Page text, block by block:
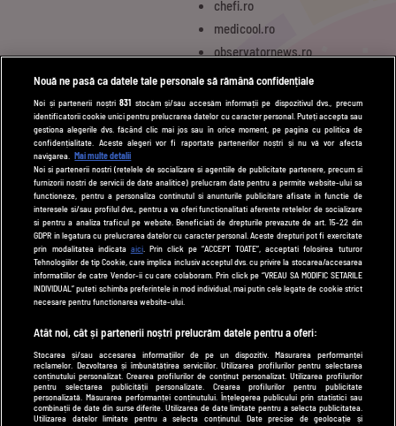
chefi.ro
medicool.ro
observatornews.ro
spynews.ro
tvhappy.ro
useit.ro
zutv.ro
Trends AntenaPLAY
AntenaPLAY
UTILE
Cod deontologic
Termeni și condiții
Politica de cookies
Politică de confidențialitate
Contact
Nouă ne pasă ca datele tale personale să rămână confidențiale
Noi și partenerii noștri831 stocăm și/sau accesăm informații pe dispozitivul dvs., precum
identificatorii cookie unici pentru prelucrarea datelor cu caracter personal. Puteți accepta sau
gestiona alegerile dvs. făcând clic mai jos sau în orice moment, pe pagina cu politica de
confidențialitate. Aceste alegeri vor fi raportate partenerilor noștri și nu vă vor afecta
navigarea.
Mai multe detalii
Noi si partenerii nostri (retelele de socializare si agentiile de publicitate partenere, precum si
furnizorii nostri de servicii de date analitice) prelucram date pentru a permite website-ului sa
functioneze, pentru a personaliza continutul si anunturile publicitare afisate in functie de
interesele si/sau profilul dvs., pentru a va oferi functionalitati aferente retelelor de socializare
si pentru a analiza traficul pe website. Beneficiati de drepturile prevazute de art. 15-22 din
GDPR in legatura cu prelucrarea datelor cu caracter personal. Aceste drepturi pot fi exercitate
prin modalitatea indicata aici. Prin click pe “ACCEPT TOATE”, acceptati folosirea tuturor
Tehnologiilor de tip Cookie, care implica inclusiv acceptul dvs. cu privire la stocarea/accesarea
informatiilor de catre Vendor-ii cu care colaboram. Prin click pe “VREAU SA MODIFIC SETARILE
INDIVIDUAL” puteti schimba preferintele in mod individual, mai putin cele legate de cookie strict
necesare pentru functionarea website-ului.
Atât noi, cât și partenerii noștri prelucrăm datele pentru a oferi:
Stocarea și/sau accesarea informațiilor de pe un dispozitiv. Măsurarea performanței
reclamelor. Dezvoltarea și îmbunătățirea serviciilor. Utilizarea profilurilor pentru selectarea
conținutului personalizat. Crearea profilurilor de conținut personalizat. Utilizarea profilurilor
pentru selectarea publicității personalizate. Crearea profilurilor pentru publicitate
personalizată. Măsurarea performanței conținutului. Înțelegerea publicului prin statistici sau
combinații de date din surse diferite. Utilizarea de date limitate pentru a selecta publicitatea.
Utilizarea datelor limitate pentru a selecta conținutul. Date precise de geolocație și